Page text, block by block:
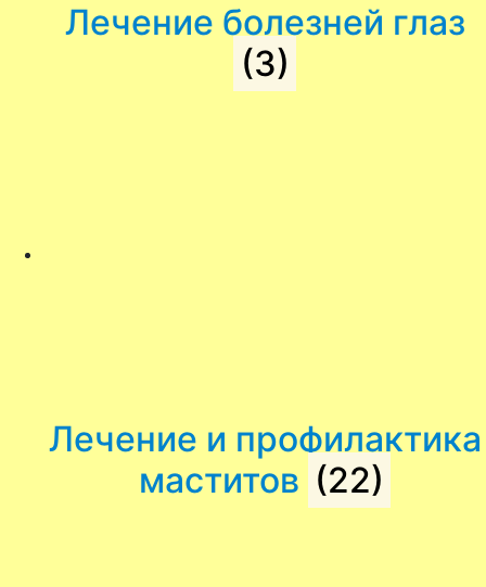
Лечение болезней глаз
(3)
Лечение и профилактика
маститов (22)